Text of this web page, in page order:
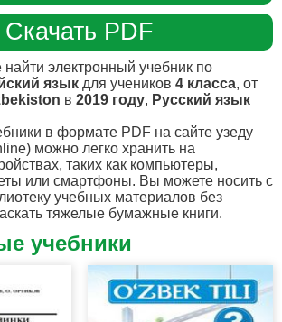
Скачать PDF
электронный учебник по
язык для учеников 4 класса, от
в 2019 году, Русский язык
в формате PDF на сайте узеду
можно легко хранить на
таких как компьютеры,
или смартфоны. Вы можете носить с
учебных материалов без
тяжелые бумажные книги.
учебники